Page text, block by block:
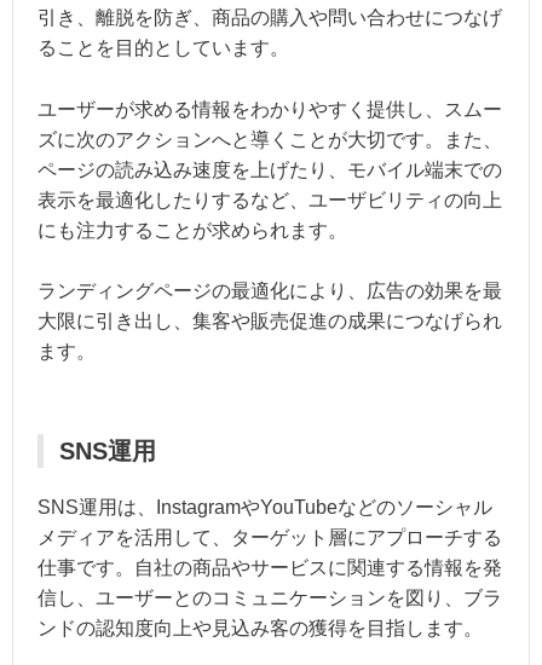
引き、離脱を防ぎ、商品の購入や問い合わせにつなげ
ることを目的としています。
ユーザーが求める情報をわかりやすく提供し、スムー
ズに次のアクションへと導くことが大切です。また、
ページの読み込み速度を上げたり、モバイル端末での
表示を最適化したりするなど、ユーザビリティの向上
にも注力することが求められます。
ランディングページの最適化により、広告の効果を最
大限に引き出し、集客や販売促進の成果につなげられ
ます。
SNS運用
SNS運用は、InstagramやYouTubeなどのソーシャル
メディアを活用して、ターゲット層にアプローチする
仕事です。自社の商品やサービスに関連する情報を発
信し、ユーザーとのコミュニケーションを図り、ブラ
ンドの認知度向上や見込み客の獲得を目指します。